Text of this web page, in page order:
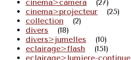
cinema>camera
(27)
cinema>projecteur
(25)
collection
(2)
divers
(18)
divers>jumelles
(10)
eclairage>flash
(151)
eclairage>lumiere-continue